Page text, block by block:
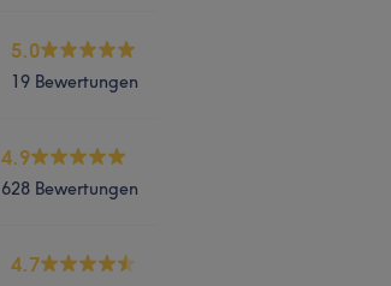
5.0
19 Bewertungen
4.9
628 Bewertungen
4.7